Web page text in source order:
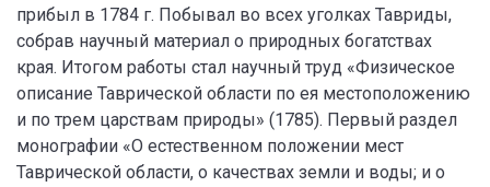
прибыл в 1784 г. Побывал во всех уголках Тавриды,
собрав научный материал о природных богатствах
края. Итогом работы стал научный труд «Физическое
описание Таврической области по ея местоположению
и по трем царствам природы» (1785). Первый раздел
монографии «О естественном положении мест
Таврической области, о качествах земли и воды; и о